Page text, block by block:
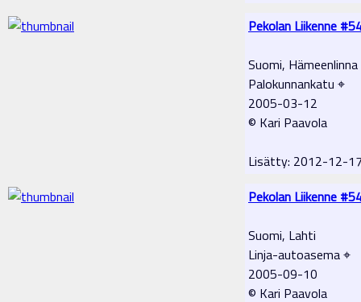
Pekolan Liikenne
Suomi, Hämeenlinna
Palokunnankatu ⌖
2005-03-12
© Kari Paavola
Lisätty: 2012-12-
Pekolan Liikenne
Suomi, Lahti
Linja-autoasema ⌖
2005-09-10
© Kari Paavola